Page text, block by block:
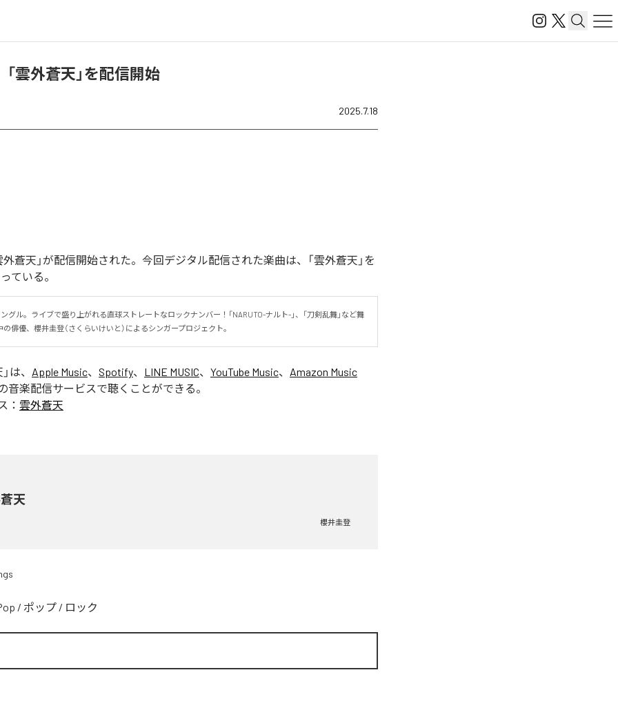
雲外蒼天」を配信開始
2025.7.18
外蒼天」が配信開始された。今回デジタル配信された楽曲は、「雲外蒼天」を
ている。
グル。ライブで盛り上がれる直球ストレートなロックナンバー！「NARUTO-ナルト-」、「刀剣乱舞」など舞
俳優、櫻井圭登（さくらいけいと）によるシンガープロジェクト。
」は、 Apple Music、 Spotify、 LINE MUSIC、 YouTube Music、 Amazon Music
音楽配信サービスで聴くことができる。
： 雲外蒼天
天
櫻井圭登
/ ポップ / ロック